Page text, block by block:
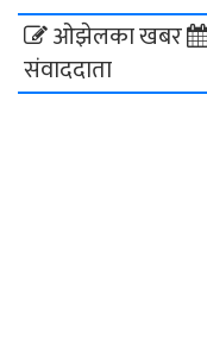
ओझेलका खबर
संवाददाता